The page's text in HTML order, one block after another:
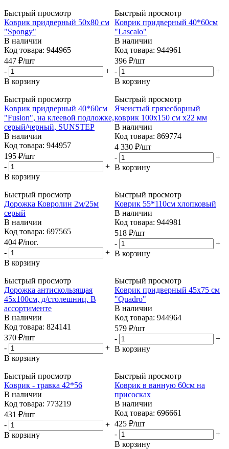
Быстрый просмотр
Коврик придверный 50х80 см
"Spongy"
В наличии
Код товара: 944965
447 ₽/шт
-
+
В корзину
Быстрый просмотр
Коврик придверный 40*60см
"Lascalo"
В наличии
Код товара: 944961
396 ₽/шт
-
+
В корзину
Быстрый просмотр
Коврик придверный 40*60см
"Fusion", на клеевой подложке,
серый/черный, SUNSTEP
В наличии
Код товара: 944957
195 ₽/шт
-
+
В корзину
Быстрый просмотр
Ячеистый грязесборный
коврик 100х150 см х22 мм
В наличии
Код товара: 869774
4 330 ₽/шт
-
+
В корзину
Быстрый просмотр
Дорожка Ковролин 2м/25м
серый
В наличии
Код товара: 697565
404 ₽/пог.
-
+
В корзину
Быстрый просмотр
Коврик 55*110см хлопковый
В наличии
Код товара: 944981
518 ₽/шт
-
+
В корзину
Быстрый просмотр
Дорожка антискользящая
45х100см, д/столешниц. В
ассортименте
В наличии
Код товара: 824141
370 ₽/шт
-
+
В корзину
Быстрый просмотр
Коврик придверный 45х75 см
"Quadro"
В наличии
Код товара: 944964
579 ₽/шт
-
+
В корзину
Быстрый просмотр
Коврик - травка 42*56
В наличии
Код товара: 773219
431 ₽/шт
-
+
В корзину
Быстрый просмотр
Коврик в ванную 60см на
присосках
В наличии
Код товара: 696661
425 ₽/шт
-
+
В корзину